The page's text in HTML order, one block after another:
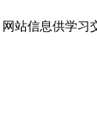
站信息供学习